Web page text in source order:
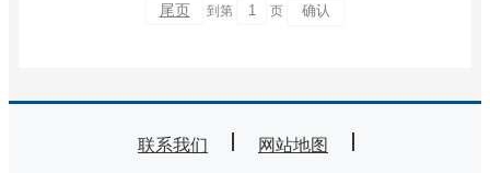
尾页 到第 页
联系我们 网站地图